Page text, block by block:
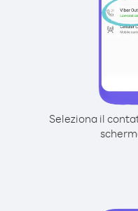
Seleziona il